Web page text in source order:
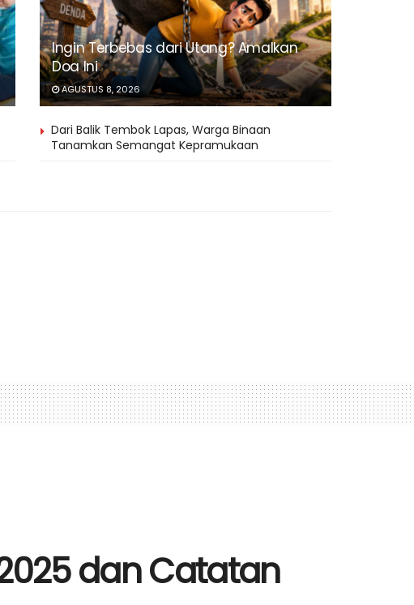
Ingin Terbebas dari Utang? Amalkan
Doa Ini
AGUSTUS 8, 2026
Dari Balik Tembok Lapas, Warga Binaan
Tanamkan Semangat Kepramukaan
dan Catatan